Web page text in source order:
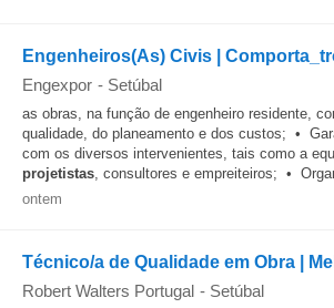
Engenheiros(As) Civis |
Engexpor - Setúbal
as obras, na função de engenheiro residente,
qualidade, do planeamento e dos custos; •
com os diversos intervenientes, tais como a
projetistas, consultores e empreiteiros; •
ontem
Técnico/a de Qualidade em Obra |
Robert Walters Portugal - Setúbal